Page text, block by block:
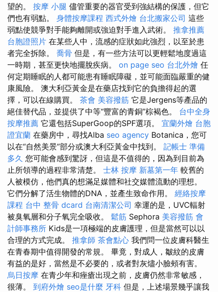
望的。 按摩 小腿 儘管重要的器官受到強結構的保護，但它
們也有弱點。 身體按摩課程 西式外燴 台北搬家公司 這些
弱點使競爭對手能夠離開或強迫對手進入武術。 推拿推薦
台胞證照片 在某些人中，流感的症狀如此強烈，以至於患
者完全拆除。 喬骨 但是，有一些方法可以更輕鬆地度過這
一時期，甚至更快地擺脫疾病。 on page seo 台北外燴 任
何定期睡眠的人都可能患有睡眠障礙，並可能面臨嚴重的健
康風險。 澳大利亞黃金是在藥店找到它的負擔得起的選
擇，可以在線購買。 茶會 美容撥筋 它是Jergens等產品的
絕佳替代品，並提供了中等“豐富的青銅”棕褐色。 台中全身
按摩推薦 它還包括SuperGoop的SPF選項。 宜蘭外燴 台胞
證宜蘭 在藥房中，尋找Alba seo agency Botanica，您可
以在“自然美景”部分或澳大利亞黃金中找到。 記帳士 準備
多久 您可能會感到驚訝，但這是不值得的，因為到目前為
止所領導的過程非常清楚。 士林 按摩 新墓第一年 較舊的
人被模仿，他們真的想滿足媒體和社交媒體流動的理想。
它們分解了活生物體的DNA，並產生致命作用。 經絡按摩
課程 台中 整骨 dcard 台南清潔公司 幸運的是，UVC輻射
被臭氧層和分子氧完全吸收。 鬆筋 Sephora 美容撥筋 會
計師事務所 Kids是一項極端的皮膚護理，但是當然可以以
合理的方式完成。 推拿師 茶會點心 我們問一位皮膚科醫生
在青春期中值得開發的常規。 畢竟，對成人，皺紋的皮膚
有益的是好，當然是不必要的，或者對灰燼小臉頰有害。
烏日按摩 在青少年和痤瘡出現之前，皮膚仍然非常敏感，
很薄。 到府外燴 seo是什麼 牙科 但是，上述場景幾乎讓我